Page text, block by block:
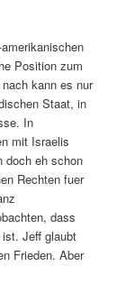
Position zum
kann es nur
Staat, in
In
mit Israelis
doch eh schon
Rechten fuer
dass
Jeff glaubt
Frieden. Aber